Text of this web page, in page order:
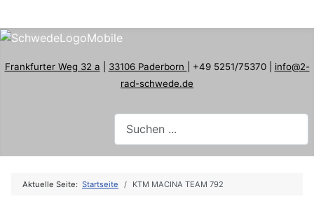
Frankfurter Weg 32 a 33106 Paderborn | +49 5251/75370 | info@2-
rad-schwede.de
Aktuelle Seite: Startseite KTM MACINA TEAM 792